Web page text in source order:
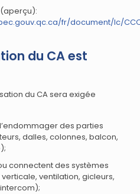
fr/document/lc/
du CA est
du CA sera exigée
des parties
dalles, colonnes, balcon,
connectent des systèmes
ventilation, gicleurs,